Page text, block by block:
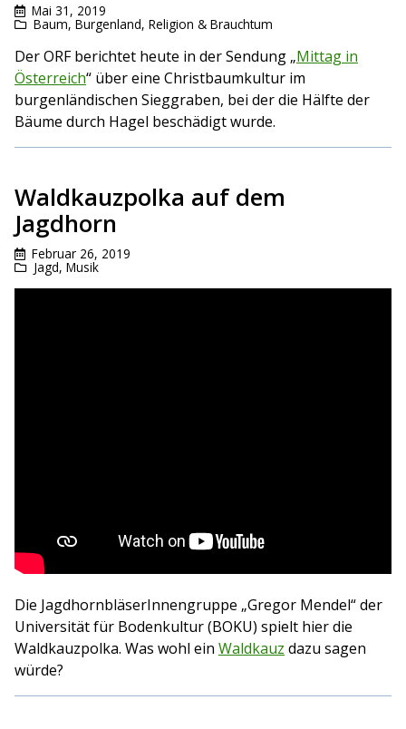
Mai 31, 2019
Baum, Burgenland, Religion & Brauchtum
Der ORF berichtet heute in der Sendung „Mittag in
Österreich“ über eine Christbaumkultur im
burgenländischen Sieggraben, bei der die Hälfte der
Bäume durch Hagel beschädigt wurde.
Waldkauzpolka auf dem
Jagdhorn
Februar 26, 2019
Jagd, Musik
Die JagdhornbläserInnengruppe „Gregor Mendel“ der
Universität für Bodenkultur (BOKU) spielt hier die
Waldkauzpolka. Was wohl ein Waldkauz dazu sagen
würde?